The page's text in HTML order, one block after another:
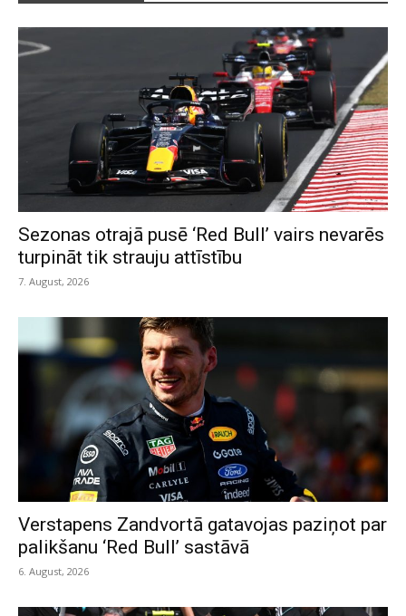
Sezonas otrajā pusē ‘Red Bull’ vairs nevarēs
turpināt tik strauju attīstību
7. August, 2026
Verstapens Zandvortā gatavojas paziņot par
palikšanu ‘Red Bull’ sastāvā
6. August, 2026